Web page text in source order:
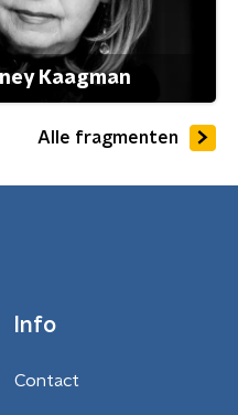
Kaagman
Alle fragmenten
Info
Contact